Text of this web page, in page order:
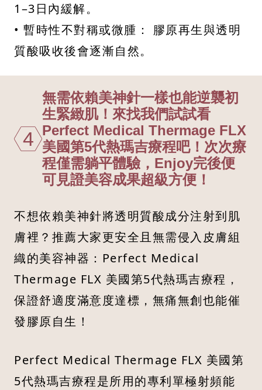
1–3日內緩解。
• 暫時性不對稱或微腫： 膠原再生與透明
質酸吸收後會逐漸自然。
4
無需依賴美神針一樣也能逆襲初
生緊緻肌！來找我們試試看
Perfect Medical Thermage FLX
美國第5代熱瑪吉療程吧！次次療
程僅需躺平體驗，Enjoy完後便
可見證美容成果超級方便！
不想依賴美神針將透明質酸成分注射到肌
膚裡？推薦大家更安全且無需侵入皮膚組
織的美容神器：Perfect Medical
Thermage FLX 美國第5代熱瑪吉療程，
保證舒適度滿意度達標，無痛無創也能催
發膠原自生！
Perfect Medical Thermage FLX 美國第
5代熱瑪吉療程是所用的專利單極射頻能